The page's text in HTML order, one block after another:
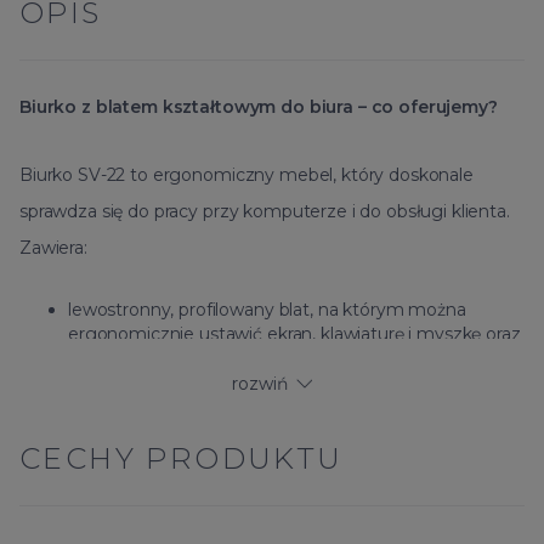
OPIS
Biurko z blatem kształtowym do biura – co oferujemy?
Biurko SV-22 to ergonomiczny mebel, który doskonale
sprawdza się do pracy przy komputerze i do obsługi klienta.
Zawiera:
lewostronny, profilowany blat, na którym można
ergonomicznie ustawić ekran, klawiaturę i myszkę oraz
szeroką blendę i nogi, które zapewniają stabilność
rozwiń
CECHY PRODUKTU